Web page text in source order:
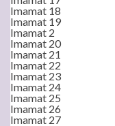
Imamat 18
Imamat 19
Imamat 2
Imamat 20
Imamat 21
Imamat 22
Imamat 23
Imamat 24
Imamat 25
Imamat 26
Imamat 27